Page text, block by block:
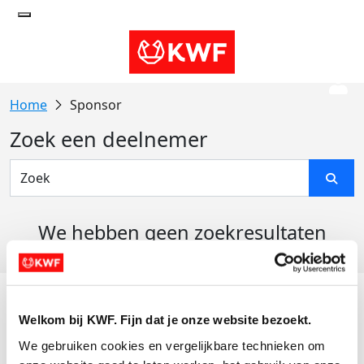
Welkom bij KWF. Fijn dat je onze website bezoekt.
We gebruiken cookies en vergelijkbare technieken om
Sponsor
Zoek een deelnemer
We hebben geen zoekresultaten
Actiematerialen
Evenementen